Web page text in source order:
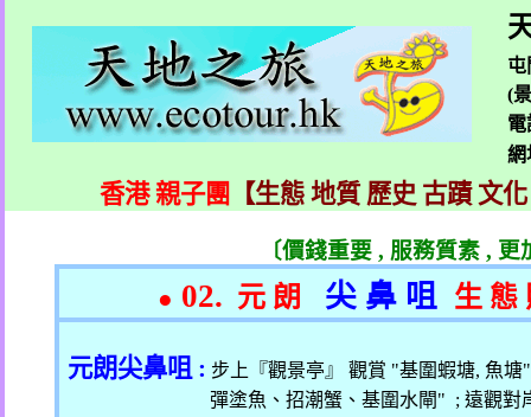
屯
(
電
香港 親子團 【生態 地質 歷史 古蹟 文
〔價錢重要, 服務質素, 更
● 02. 元 朗 尖 鼻 咀 生 態
元朗尖鼻咀: 步上『觀景亭』 觀賞 "基圍蝦塘, 魚塘
彈塗魚、招潮蟹、基圍水閘" ;遠觀對